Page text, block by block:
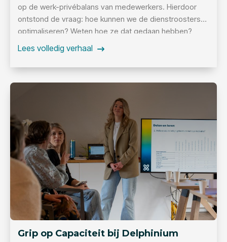
op de werk-privébalans van medewerkers. Hierdoor
ontstond de vraag: hoe kunnen we de dienstroosters
optimaliseren? Weten hoe ze dat gedaan hebben?
Lees volledig verhaal
Grip op Capaciteit bij Delphinium